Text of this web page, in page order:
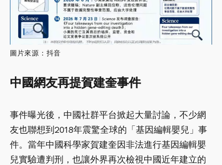
圖片來源：抖音
中國網友再提賀建奎事件
事件曝光後，中國社群平台掀起大量討論，不少網
友也聯想到2018年震驚全球的「基因編輯嬰兒」事
件。當年中國科學家賀建奎因非法進行基因編輯嬰
兒實驗遭判刑，也讓外界再次檢視中國近年建立的